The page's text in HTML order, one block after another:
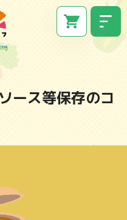
ース等保存のコ